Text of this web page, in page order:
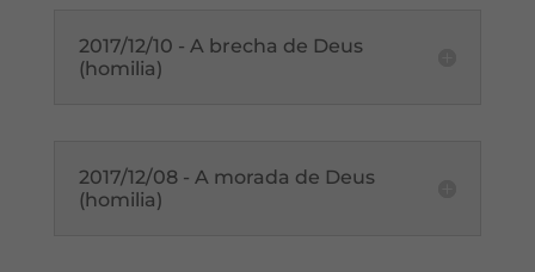
2017/12/10 - A brecha de Deus
(homilia)
2017/12/08 - A morada de Deus
(homilia)